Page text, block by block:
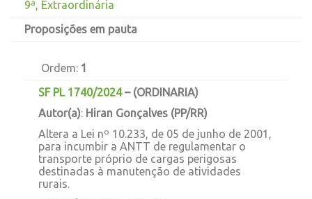
9ª, Extraordinária
Proposições em pauta
Ordem: 1
SF PL 1740/2024– (ORDINARIA)
Autor(a): Hiran Gonçalves (PP/RR)
Altera a Lei nº 10.233, de 05 de junho de 2001,
para incumbir a ANTT de regulamentar o
transporte próprio de cargas perigosas
destinadas à manutenção de atividades
rurais.